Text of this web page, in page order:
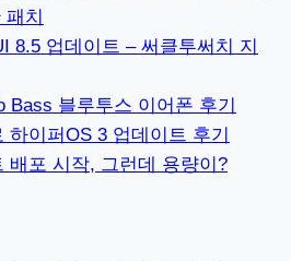
치
8.5 업데이트 – 써클투써치 지
Bass 블루투스 이어폰 후기
이퍼OS 3 업데이트 후기
배포 시작, 그런데 용량이?